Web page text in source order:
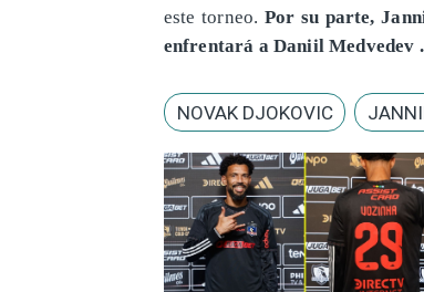
este torneo. Por su parte,
enfrentará a Daniil Medvedev .
NOVAK DJOKOVIC